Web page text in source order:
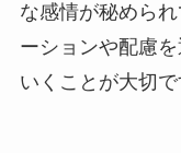
な感情が秘めら
ーションや配慮
いくことが大切で